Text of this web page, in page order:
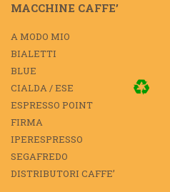
MACCHINE CAFFE’
A MODO MIO
BIALETTI
BLUE
CIALDA / ESE
ESPRESSO POINT
FIRMA
IPERESPRESSO
SEGAFREDO
DISTRIBUTORI CAFFE’